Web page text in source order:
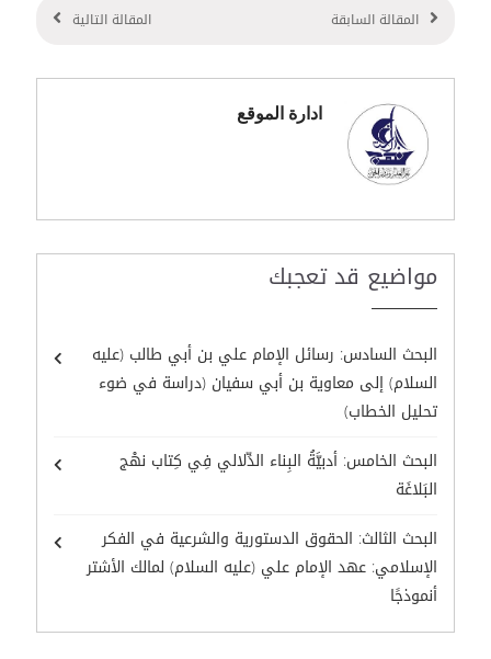
المقالة السابقة المقالة التالية
ادارة الموقع
مواضيع قد تعجبك
البحث السادس: رسائل الإمام علي بن أبي طالب (عليه
السلام) إلى معاوية بن أبي سفيان (دراسة في ضوء
تحليل الخطاب)
البحث الخامس: أدبيَّةُ البِناء الدِّلالي فِي كِتاب نهْج
البَلاغَة
البحث الثالث: الحقوق الدستورية والشرعية في الفكر
الإسلامي: عهد الإمام علي (عليه السلام) لمالك الأشتر
أنموذجًا